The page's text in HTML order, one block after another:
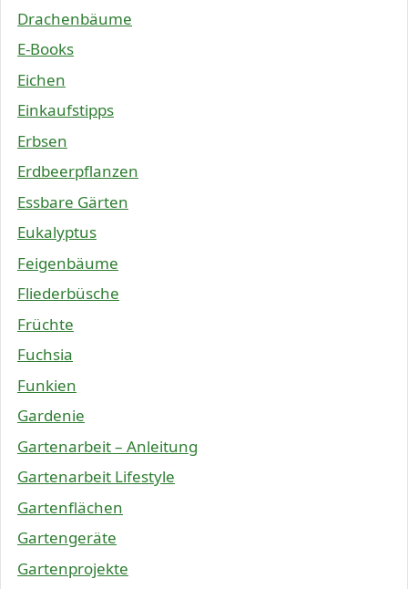
Drachenbäume
E-Books
Eichen
Einkaufstipps
Erbsen
Erdbeerpflanzen
Essbare Gärten
Eukalyptus
Feigenbäume
Fliederbüsche
Früchte
Fuchsia
Funkien
Gardenie
Gartenarbeit – Anleitung
Gartenarbeit Lifestyle
Gartenflächen
Gartengeräte
Gartenprojekte